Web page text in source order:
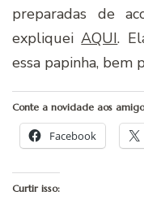
preparadas de
expliqueiAQUI.
essa papinha, bem
Conte a novidade aos
Facebook
Curtir isso: